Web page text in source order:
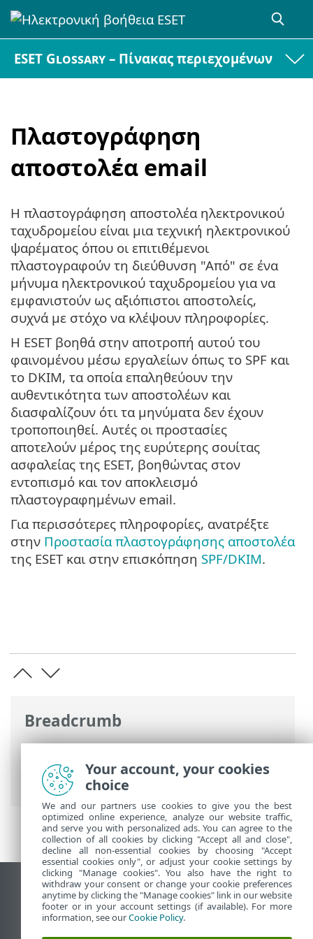
ESET Glossary – Πίνακας περιεχομένων
Πλαστογράφηση
αποστολέα email
Breadcrumb
Ηλεκτρονική βοήθεια ESET>ESET
Glossary
>Διάφορα > Πλαστογράφηση
αποστολέα email
Η πλαστογράφηση αποστολέα ηλεκτρονικού
ταχυδρομείου είναι μια τεχνική ηλεκτρονικού
ψαρέματος όπου οι επιτιθέμενοι
πλαστογραφούν τη διεύθυνση "Από" σε ένα
μήνυμα ηλεκτρονικού ταχυδρομείου για να
εμφανιστούν ως αξιόπιστοι αποστολείς,
συχνά με στόχο να κλέψουν πληροφορίες.
Η ESET βοηθά στην αποτροπή αυτού του
φαινομένου μέσω εργαλείων όπως το SPF και
το DKIM, τα οποία επαληθεύουν την
αυθεντικότητα των αποστολέων και
διασφαλίζουν ότι τα μηνύματα δεν έχουν
τροποποιηθεί. Αυτές οι προστασίες
αποτελούν μέρος της ευρύτερης σουίτας
ασφαλείας της ESET, βοηθώντας στον
εντοπισμό και τον αποκλεισμό
πλαστογραφημένων email.
Για περισσότερες πληροφορίες, ανατρέξτε
στην Προστασία πλαστογράφησης αποστολέα
της ESET και στην επισκόπηση SPF/DKIM.
Προβολή ιστότοπου επιφάνειας εργασίας
End of Life
Γνωσιακή βάση ESET
Your account, your cookies
choice
We and our partners use cookies to give you the best
optimized online experience, analyze our website traffic,
and serve you with personalized ads. You can agree to the
collection of all cookies by clicking "Accept all and close",
decline all non-essential cookies by choosing "Accept
essential cookies only", or adjust your cookie settings by
clicking "Manage cookies". You also have the right to
withdraw your consent or change your cookie preferences
anytime by clicking the "Manage cookies" link in our website
footer or in your account settings (if available). For more
information, see ourCookie Policy.